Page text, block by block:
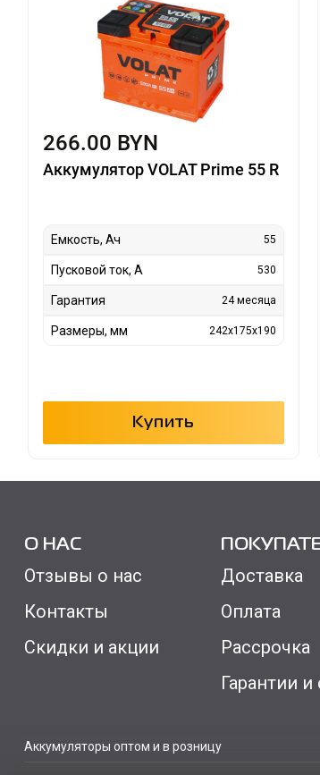
266.00 BYN
Аккумулятор VOLAT Prime 55 R
Емкость, Ач 55
Пусковой ток, А 530
Гарантия 24 месяца
Размеры, мм 242x175x190
Купить
О НАС
Отзывы о нас
Контакты
Скидки и акции
Доставка
Оплата
Рассрочка
Гарантии и
Аккумуляторы оптом и в розницу